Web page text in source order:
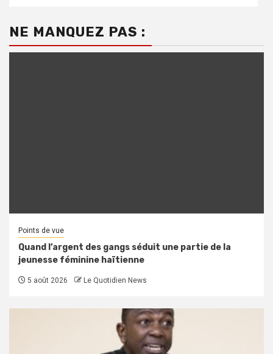
NE MANQUEZ PAS :
Points de vue
Quand l’argent des gangs séduit une partie de la
jeunesse féminine haïtienne
5 août 2026 Le Quotidien News